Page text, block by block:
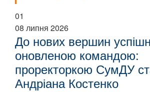
01
08 липня 2026
До нових вершин
оновленою командою:
проректоркою СумДУ
Андріана Костенко